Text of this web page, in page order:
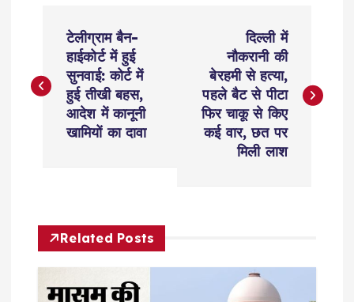
s
a
v
टेलीग्राम बैन-
हाईकोर्ट में हुई
सुनवाई: कोर्ट में
हुई तीखी बहस,
आदेश में कानूनी
खामियों का दावा
दिल्ली में
नौकरानी की
बेरहमी से हत्या,
पहले बैट से पीटा
फिर चाकू से किए
कई वार, छत पर
मिली लाश
Related Posts